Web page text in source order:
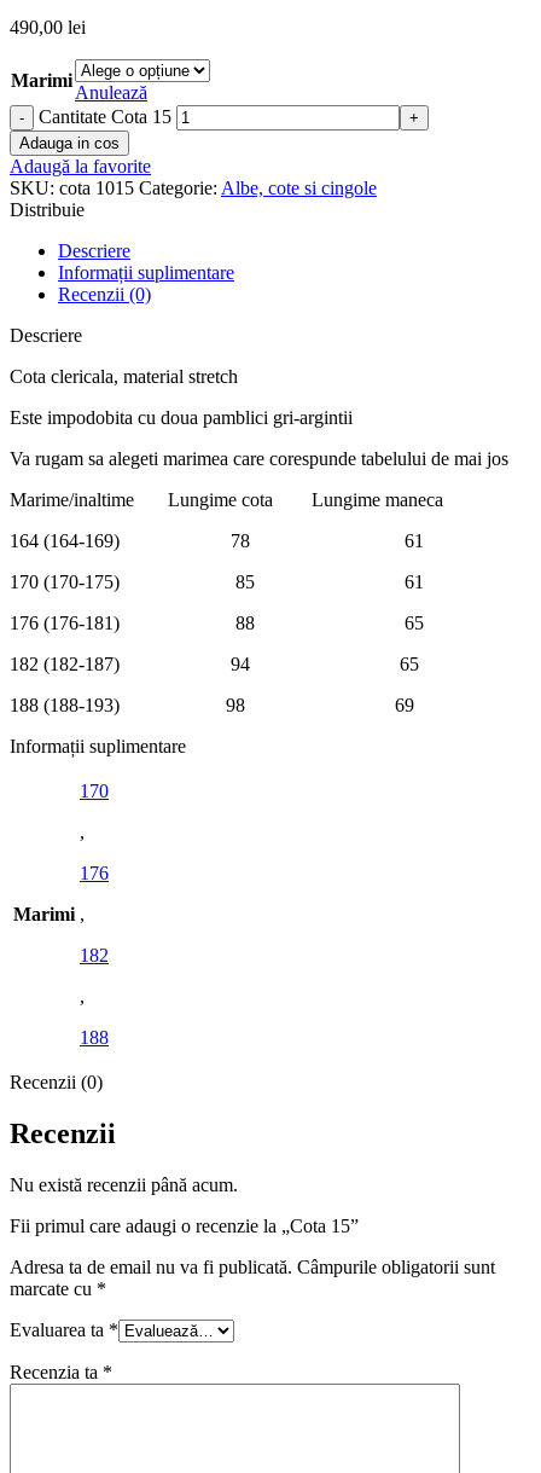
490,00 lei
Marimi
Anulează
Cantitate Cota 15
Adauga in cos
Adaugă la favorite
SKU: cota 1015 Categorie: Albe, cote si cingole
Distribuie
Descriere
Informații suplimentare
Recenzii (0)
Descriere
Cota clericala, material stretch
Este impodobita cu doua pamblici gri-argintii
Va rugam sa alegeti marimea care corespunde tabelului de mai jos
Marime/inaltime Lungime cota Lungime maneca
164 (164-169) 78 61
170 (170-175) 85 61
176 (176-181) 88 65
182 (182-187) 94 65
188 (188-193) 98 69
Informații suplimentare
Marimi
170
,
176
,
182
,
188
Recenzii (0)
Recenzii
Nu există recenzii până acum.
Fii primul care adaugi o recenzie la „Cota 15”
Adresa ta de email nu va fi publicată. Câmpurile obligatorii sunt
marcate cu *
Evaluarea ta *
Recenzia ta *